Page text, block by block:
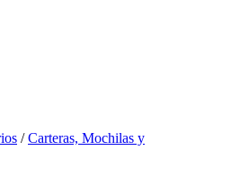
/Carteras, Mochilas y